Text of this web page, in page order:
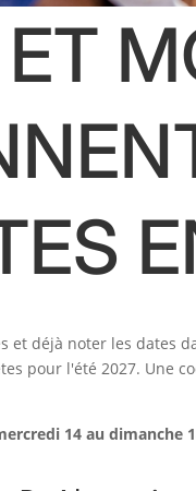
et déjà noter les dates
pour l'été 2027. Une
14 au dimanche